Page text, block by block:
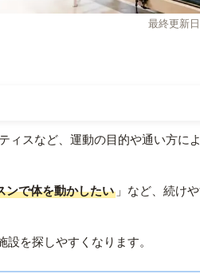
最終更新
ィスなど、運動の目的や通い方に
ンで体を動かしたい 」など、続け
を探しやすくなります。